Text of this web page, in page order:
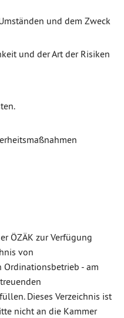
und dem Zweck
und der Art der Risiken
ÖZÄK zur Verfügung
von
- am
Dieses Verzeichnis ist
nicht an die Kammer